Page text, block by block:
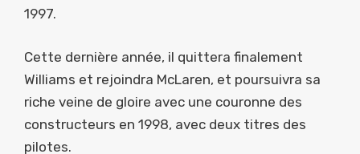
1997.
Cette dernière année, il quittera finalement
Williams et rejoindra McLaren, et poursuivra sa
riche veine de gloire avec une couronne des
constructeurs en 1998, avec deux titres des
pilotes.